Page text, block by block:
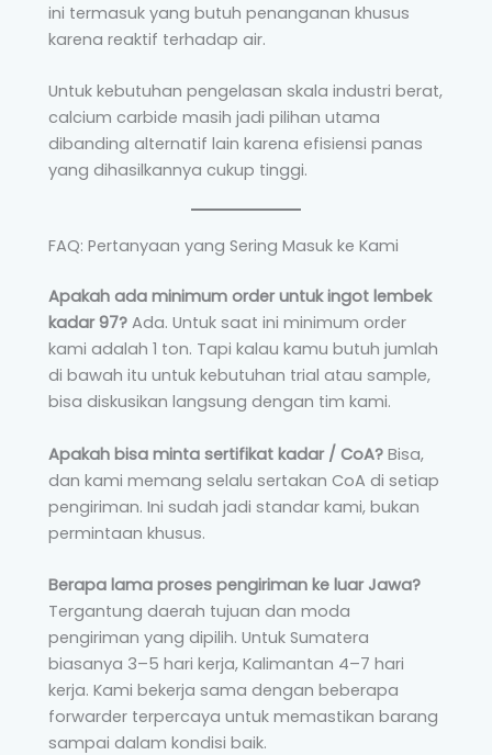
ini termasuk yang butuh penanganan khusus
karena reaktif terhadap air.
Untuk kebutuhan pengelasan skala industri berat,
calcium carbide masih jadi pilihan utama
dibanding alternatif lain karena efisiensi panas
yang dihasilkannya cukup tinggi.
FAQ: Pertanyaan yang Sering Masuk ke Kami
Apakah ada minimum order untuk ingot lembek
kadar 97? Ada. Untuk saat ini minimum order
kami adalah 1 ton. Tapi kalau kamu butuh jumlah
di bawah itu untuk kebutuhan trial atau sample,
bisa diskusikan langsung dengan tim kami.
Apakah bisa minta sertifikat kadar / CoA? Bisa,
dan kami memang selalu sertakan CoA di setiap
pengiriman. Ini sudah jadi standar kami, bukan
permintaan khusus.
Berapa lama proses pengiriman ke luar Jawa?
Tergantung daerah tujuan dan moda
pengiriman yang dipilih. Untuk Sumatera
biasanya 3–5 hari kerja, Kalimantan 4–7 hari
kerja. Kami bekerja sama dengan beberapa
forwarder terpercaya untuk memastikan barang
sampai dalam kondisi baik.